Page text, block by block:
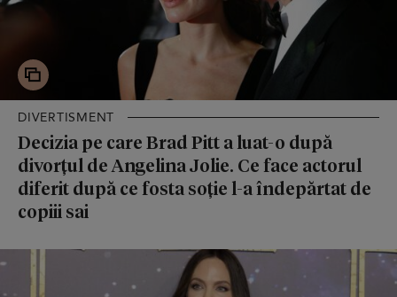
DIVERTISMENT
Decizia pe care Brad Pitt a luat-o după
divorțul de Angelina Jolie. Ce face actorul
diferit după ce fosta soție l-a îndepărtat de
copiii sai